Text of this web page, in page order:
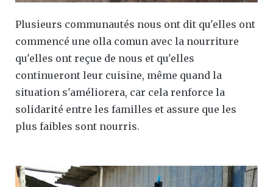
Plusieurs communautés nous ont dit qu'elles ont
commencé une olla comun avec la nourriture
qu'elles ont reçue de nous et qu'elles
continueront leur cuisine, même quand la
situation s'améliorera, car cela renforce la
solidarité entre les familles et assure que les
plus faibles sont nourris.